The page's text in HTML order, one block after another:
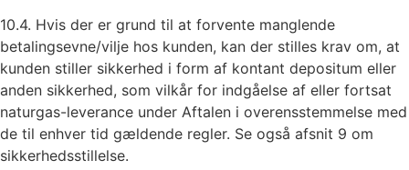
10.4. Hvis der er grund til at forvente manglende
betalingsevne/vilje hos kunden, kan der stilles krav om, at
kunden stiller sikkerhed i form af kontant depositum eller
anden sikkerhed, som vilkår for indgåelse af eller fortsat
naturgas-leverance under Aftalen i overensstemmelse med
de til enhver tid gældende regler. Se også afsnit 9 om
sikkerhedsstillelse.